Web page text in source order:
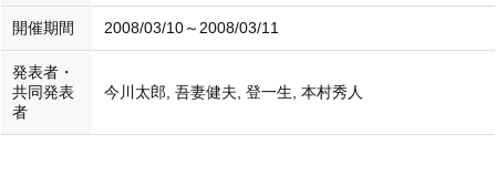
開催期間 2008/03/10～2008/03/11
発表者・
共同発表
者
今川太郎, 吾妻健夫, 登一生, 本村秀人